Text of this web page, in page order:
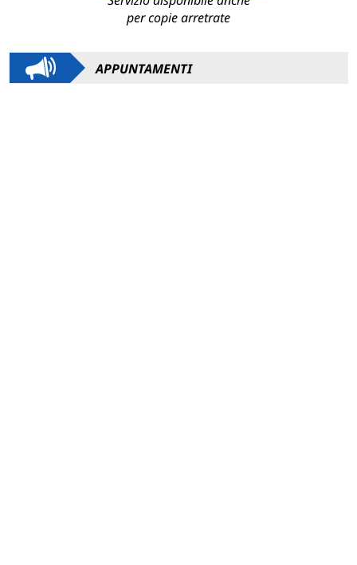
per copie arretrate
APPUNTAMENTI